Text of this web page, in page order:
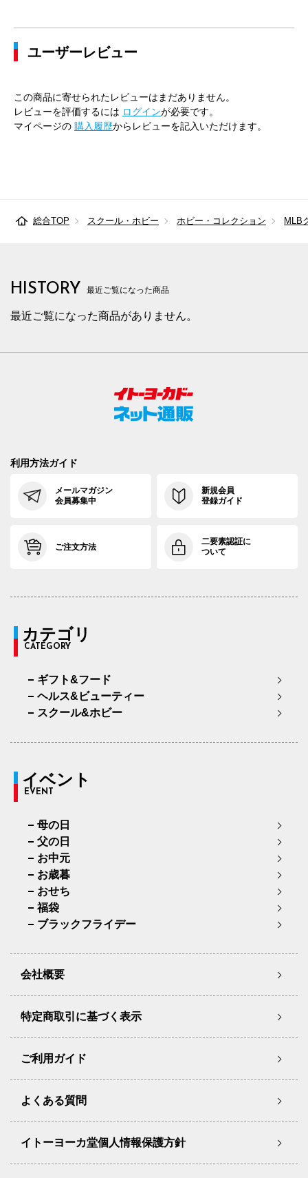
ユーザーレビュー
この商品に寄せられたレビューはまだありません。
レビューを評価するには ログインが必要です。
マイページの 購入履歴からレビューを記入いただけます。
総合TOP スクール・ホビー ホビー・コレクション MLB
HISTORY 最近ご覧になった商品
最近ご覧になった商品がありません。
利用方法ガイド
メールマガジン
会員募集中
新規会員
登録ガイド
ご注文方法
二要素認証に
ついて
カテゴリ
CATEGORY
ギフト&フード
ヘルス&ビューティー
スクール&ホビー
イベント
EVENT
母の日
父の日
お中元
お歳暮
おせち
福袋
ブラックフライデー
会社概要
特定商取引に基づく表示
ご利用ガイド
よくある質問
イトーヨーカ堂個人情報保護方針